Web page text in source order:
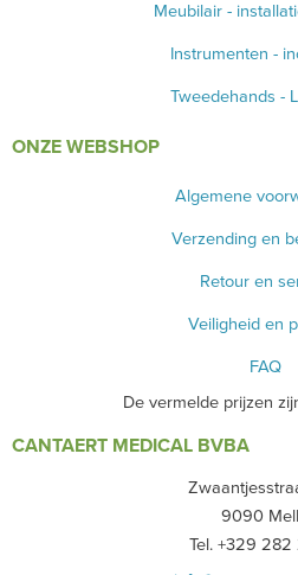
Meubilair -
Instrumenten -
Tweedehands -
ONZE WEBSHOP
Algemene
Verzending en
Retour en
Veiligheid en
FAQ
De vermelde prijzen
CANTAERT MEDICAL BVBA
9090
Tel. +329 282